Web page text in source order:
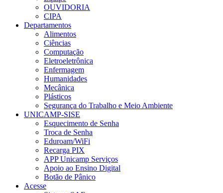
OUVIDORIA
CIPA
Departamentos
Alimentos
Ciências
Computação
Eletroeletrônica
Enfermagem
Humanidades
Mecânica
Plásticos
Segurança do Trabalho e Meio Ambiente
UNICAMP-SISE
Esquecimento de Senha
Troca de Senha
Eduroam/WiFi
Recarga PIX
APP Unicamp Serviços
Apoio ao Ensino Digital
Botão de Pânico
Acesse